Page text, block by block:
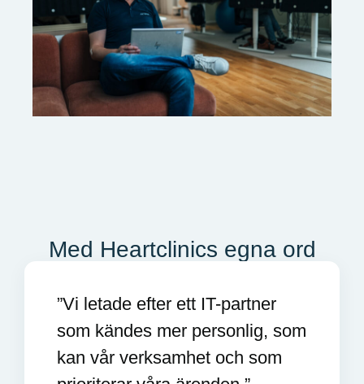
Med Heartclinics egna ord
”Vi letade efter ett IT-partner
som kändes mer personlig, som
kan vår verksamhet och som